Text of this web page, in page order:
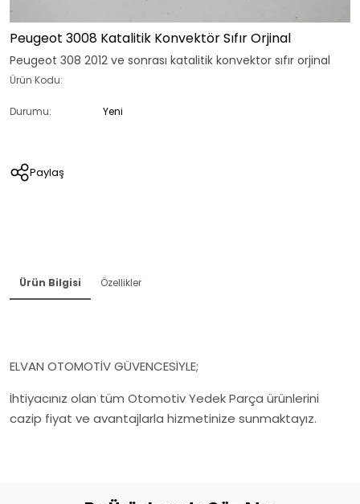
Peugeot 3008 Katalitik Konvektör Sıfır Orjinal
Peugeot 308 2012 ve sonrası katalitik konvektor sıfır orjinal
Ürün Kodu:
Durumu: Yeni
Paylaş
Ürün Bilgisi Özellikler
ELVAN OTOMOTİV GÜVENCESİYLE;
İhtiyacınız olan tüm Otomotiv Yedek Parça ürünlerini
cazip fiyat ve avantajlarla hizmetinize sunmaktayız.